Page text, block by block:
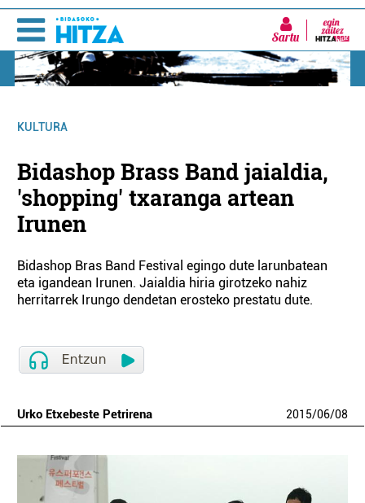
Sartu
KULTURA
Bidashop Brass Band jaialdia,
'shopping' txaranga artean
Irunen
Bidashop Bras Band Festival egingo dute larunbatean
eta igandean Irunen. Jaialdia hiria girotzeko nahiz
herritarrek Irungo dendetan erosteko prestatu dute.
Urko Etxebeste Petrirena 2015/06/08